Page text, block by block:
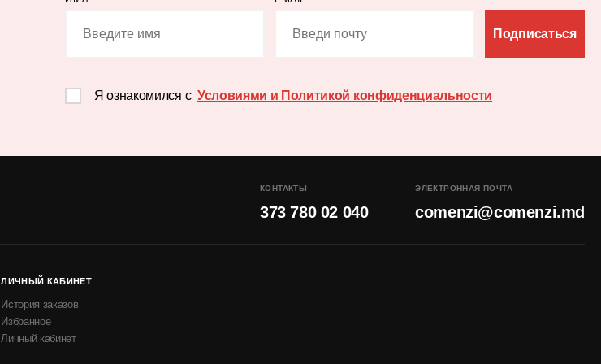
Подписаться
Я ознакомился с Условиями и Политикой конфиденциальности
КОНТАКТЫ
373 780 02 040
ЭЛЕКТРОННАЯ ПОЧТА
comenzi@comenzi.md
ЛИЧНЫЙ КАБИНЕТ
История заказов
Избранное
Личный кабинет